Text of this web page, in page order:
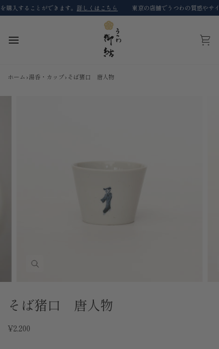
コ
ン
することができます。詳しくはこちら 東京の店舗でうつわの質感やサイ
カ
ホーム ›湯呑・カップ› そば猪口 唐人物
そば猪口 唐人物
¥2,200